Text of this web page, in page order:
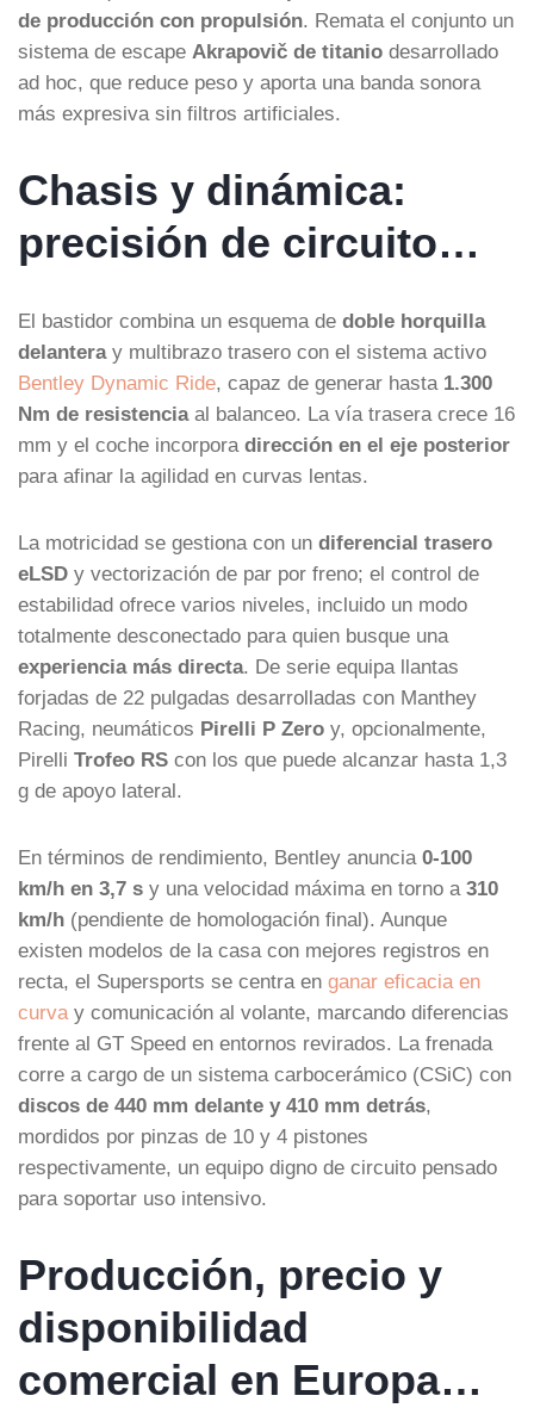
de producción con propulsión. Remata el conjunto un
sistema de escape Akrapovič de titanio desarrollado
ad hoc, que reduce peso y aporta una banda sonora
más expresiva sin filtros artificiales.
Chasis y dinámica:
precisión de circuito…
El bastidor combina un esquema de doble horquilla
delanteray multibrazo trasero con el sistema activo
Bentley Dynamic Ride, capaz de generar hasta 1.300
Nm de resistenciaal balanceo. La vía trasera crece 16
mm y el coche incorpora dirección en el eje posterior
para afinar la agilidad en curvas lentas.
La motricidad se gestiona con un diferencial trasero
eLSD y vectorización de par por freno; el control de
estabilidad ofrece varios niveles, incluido un modo
totalmente desconectado para quien busque una
experiencia más directa. De serie equipa llantas
forjadas de 22 pulgadas desarrolladas con Manthey
Racing, neumáticos Pirelli P Zero y, opcionalmente,
Pirelli Trofeo RS con los que puede alcanzar hasta 1,3
g de apoyo lateral.
En términos de rendimiento, Bentley anuncia 0-100
km/h en 3,7 s y una velocidad máxima en torno a 310
km/h (pendiente de homologación final). Aunque
existen modelos de la casa con mejores registros en
recta, el Supersports se centra en ganar eficacia en
curva y comunicación al volante, marcando diferencias
frente al GT Speed en entornos revirados. La frenada
corre a cargo de un sistema carbocerámico (CSiC) con
discos de 440 mm delante y 410 mm detrás,
mordidos por pinzas de 10 y 4 pistones
respectivamente, un equipo digno de circuito pensado
para soportar uso intensivo.
Producción, precio y
disponibilidad
comercial en Europa…